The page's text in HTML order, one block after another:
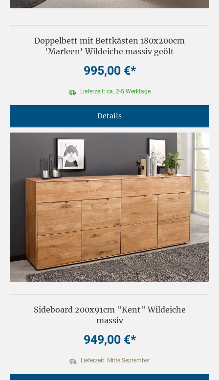
Doppelbett mit Bettkästen 180x200cm
'Marleen' Wildeiche massiv geölt
995,00 €*
Lieferzeit: ca. 2-5 Werktage
Details
Sideboard 200x91cm "Kent" Wildeiche
massiv
949,00 €*
Lieferzeit: Mitte September